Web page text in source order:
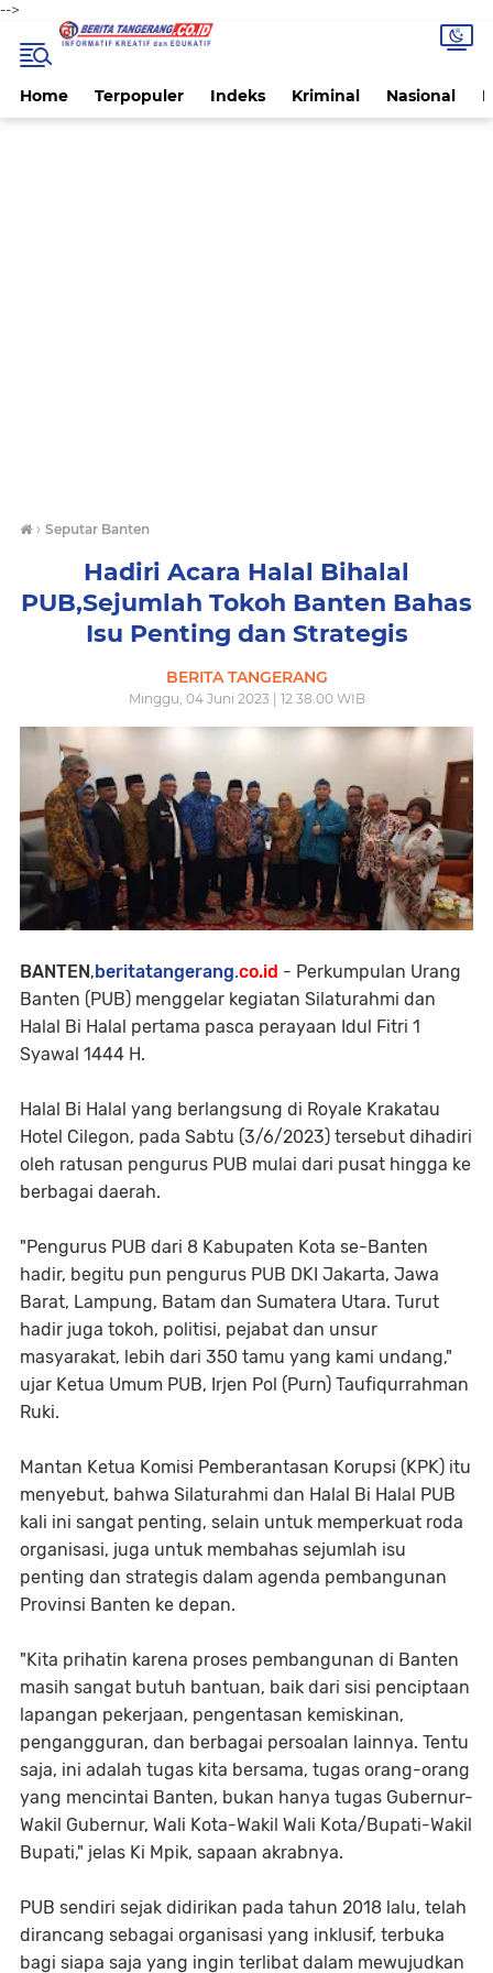
-->
Home Terpopuler Indeks Kriminal Nasional
› Seputar Banten
Hadiri Acara Halal Bihalal
PUB,Sejumlah Tokoh Banten Bahas
Isu Penting dan Strategis
BERITA TANGERANG
Minggu, 04 Juni 2023 | 12.38.00 WIB
BANTEN , beritatangerang.co.id - Perkumpulan Urang
Banten (PUB) menggelar kegiatan Silaturahmi dan
Halal Bi Halal pertama pasca perayaan Idul Fitri 1
Syawal 1444 H.
Halal Bi Halal yang berlangsung di Royale Krakatau
Hotel Cilegon, pada Sabtu (3/6/2023) tersebut dihadiri
oleh ratusan pengurus PUB mulai dari pusat hingga ke
berbagai daerah.
"Pengurus PUB dari 8 Kabupaten Kota se-Banten
hadir, begitu pun pengurus PUB DKI Jakarta, Jawa
Barat, Lampung, Batam dan Sumatera Utara. Turut
hadir juga tokoh, politisi, pejabat dan unsur
masyarakat, lebih dari 350 tamu yang kami undang,"
ujar Ketua Umum PUB, Irjen Pol (Purn) Taufiqurrahman
Ruki.
Mantan Ketua Komisi Pemberantasan Korupsi (KPK) itu
menyebut, bahwa Silaturahmi dan Halal Bi Halal PUB
kali ini sangat penting, selain untuk memperkuat roda
organisasi, juga untuk membahas sejumlah isu
penting dan strategis dalam agenda pembangunan
Provinsi Banten ke depan.
"Kita prihatin karena proses pembangunan di Banten
masih sangat butuh bantuan, baik dari sisi penciptaan
lapangan pekerjaan, pengentasan kemiskinan,
pengangguran, dan berbagai persoalan lainnya. Tentu
saja, ini adalah tugas kita bersama, tugas orang-orang
yang mencintai Banten, bukan hanya tugas Gubernur-
Wakil Gubernur, Wali Kota-Wakil Wali Kota/Bupati-Wakil
Bupati," jelas Ki Mpik, sapaan akrabnya.
PUB sendiri sejak didirikan pada tahun 2018 lalu, telah
dirancang sebagai organisasi yang inklusif, terbuka
bagi siapa saja yang ingin terlibat dalam mewujudkan